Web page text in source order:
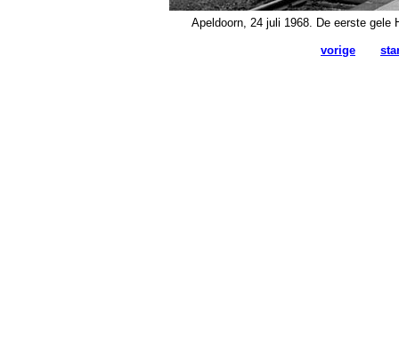
Apeldoorn, 24 juli 1968. De eerste
vorige